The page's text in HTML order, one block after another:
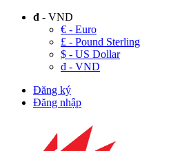
đ - VND
€ - Euro
£ - Pound Sterling
$ - US Dollar
đ - VND
Đăng ký
Đăng nhập